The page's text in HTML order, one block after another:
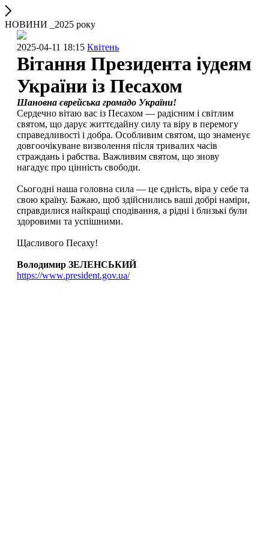
НОВИНИ _2025 року
2025-04-11 18:15 Квітень
Вітання Президента іудеям
України із Песахом
Шановна єврейська громадо України!
Сердечно вітаю вас із Песахом — радісним і світлим
святом, що дарує життєдайну силу та віру в перемогу
справедливості і добра. Особливим святом, що знаменує
довгоочікуване визволення після тривалих часів
страждань і рабства. Важливим святом, що знову
нагадує про цінність свободи.
Сьогодні наша головна сила — це єдність, віра у себе та
свою країну. Бажаю, щоб здійснились ваші добрі наміри,
справдилися найкращі сподівання, а рідні і близькі були
здоровими та успішними.
Щасливого Песаху!
Володимир ЗЕЛЕНСЬКИЙ
https://www.president.gov.ua/